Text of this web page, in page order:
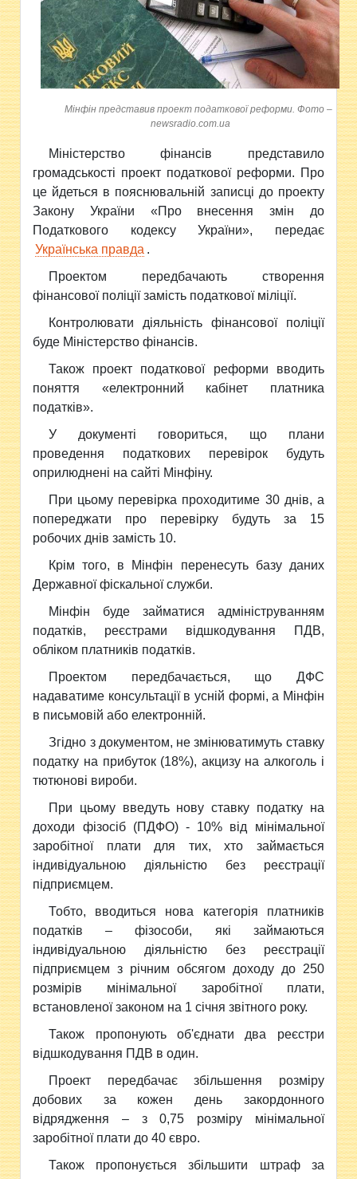
Мінфін представив проект податкової реформи. Фото –
newsradio.com.ua
Міністерство фінансів представило
громадськості проект податкової реформи. Про
це йдеться в пояснювальній записці до проекту
Закону України «Про внесення змін до
Податкового кодексу України», передає
Українська правда .
Проектом передбачають створення
фінансової поліції замість податкової міліції.
Контролювати діяльність фінансової поліції
буде Міністерство фінансів.
Також проект податкової реформи вводить
поняття «електронний кабінет платника
податків».
У документі говориться, що плани
проведення податкових перевірок будуть
оприлюднені на сайті Мінфіну.
При цьому перевірка проходитиме 30 днів, а
попереджати про перевірку будуть за 15
робочих днів замість 10.
Крім того, в Мінфін перенесуть базу даних
Державної фіскальної служби.
Мінфін буде займатися адмініструванням
податків, реєстрами відшкодування ПДВ,
обліком платників податків.
Проектом передбачається, що ДФС
надаватиме консультації в усній формі, а Мінфін
в письмовій або електронній.
Згідно з документом, не змінюватимуть ставку
податку на прибуток (18%), акцизу на алкоголь і
тютюнові вироби.
При цьому введуть нову ставку податку на
доходи фізосіб (ПДФО) - 10% від мінімальної
заробітної плати для тих, хто займається
індивідуальною діяльністю без реєстрації
підприємцем.
Тобто, вводиться нова категорія платників
податків – фізособи, які займаються
індивідуальною діяльністю без реєстрації
підприємцем з річним обсягом доходу до 250
розмірів мінімальної заробітної плати,
встановленої законом на 1 січня звітного року.
Також пропонують об'єднати два реєстри
відшкодування ПДВ в один.
Проект передбачає збільшення розміру
добових за кожен день закордонного
відрядження – з 0,75 розміру мінімальної
заробітної плати до 40 євро.
Також пропонується збільшити штраф за